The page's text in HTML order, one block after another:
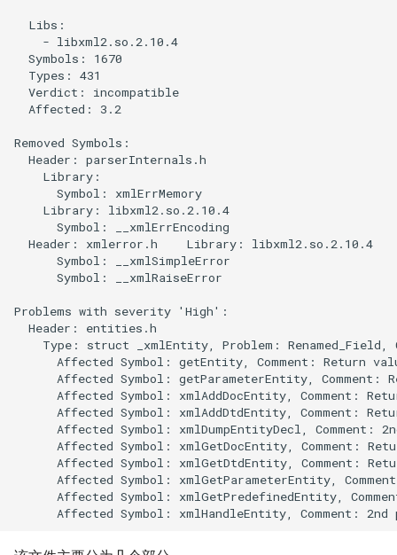
  Libs:
    - libxml2.so.2.10.4
  Symbols: 1670
  Types: 431
  Verdict: incompatible
  Affected: 3.2
Removed Symbols:
  Header: parserInternals.h
    Library:
      Symbol: xmlErrMemory
    Library: libxml2.so.2.10.4
      Symbol: __xmlErrEncoding
  Header: xmlerror.h    Library: libxml2.so.2.10.4
      Symbol: __xmlSimpleError
      Symbol: __xmlRaiseError
Problems with severity 'High':
  Header: entities.h
Type: struct _xmlEntity, Problem:
Affected Symbol: getEntity, Comment: Return
Affected Symbol: getParameterEntity, Comment:
Affected Symbol: xmlAddDocEntity, Comment:
Affected Symbol: xmlAddDtdEntity, Comment:
Affected Symbol: xmlDumpEntityDecl, Comment:
Affected Symbol: xmlGetDocEntity, Comment:
Affected Symbol: xmlGetDtdEntity, Comment:
Affected Symbol: xmlGetParameterEntity,
Affected Symbol: xmlGetPredefinedEntity,